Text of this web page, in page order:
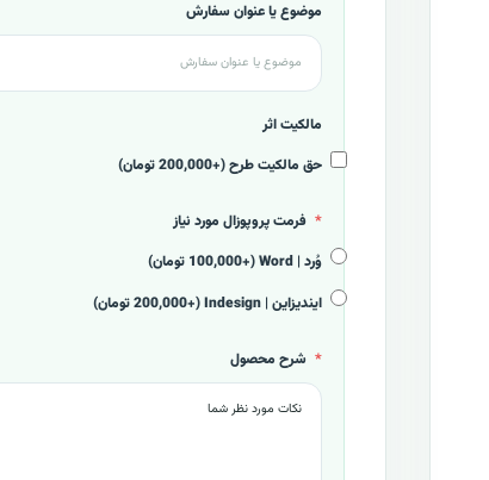
موضوع یا عنوان سفارش
مالکیت اثر
حق مالکیت طرح (+200,000 تومان)
فرمت پروپوزال مورد نیاز
وُرد | Word (+100,000 تومان)
ایندیزاین | Indesign (+200,000 تومان)
شرح محصول